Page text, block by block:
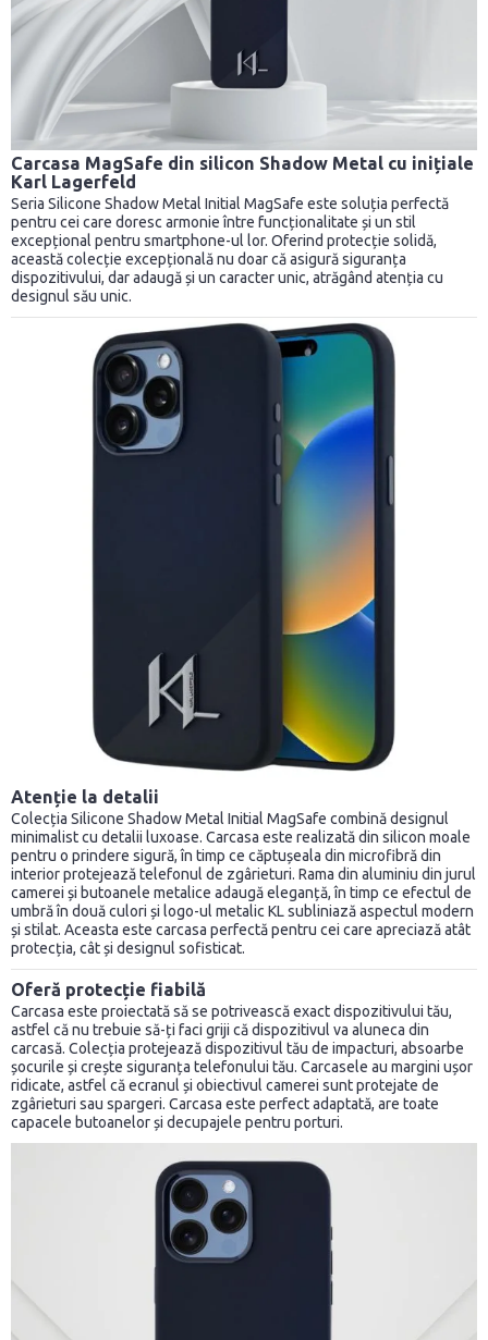
Carcasa MagSafe din silicon Shadow Metal cu inițiale
Karl Lagerfeld
Seria Silicone Shadow Metal Initial MagSafe este soluția perfectă
pentru cei care doresc armonie între funcționalitate și un stil
excepțional pentru smartphone-ul lor. Oferind protecție solidă,
această colecție excepțională nu doar că asigură siguranța
dispozitivului, dar adaugă și un caracter unic, atrăgând atenția cu
designul său unic.
Atenție la detalii
Colecția Silicone Shadow Metal Initial MagSafe combină designul
minimalist cu detalii luxoase. Carcasa este realizată din silicon moale
pentru o prindere sigură, în timp ce căptușeala din microfibră din
interior protejează telefonul de zgârieturi. Rama din aluminiu din jurul
camerei și butoanele metalice adaugă eleganță, în timp ce efectul de
umbră în două culori și logo-ul metalic KL subliniază aspectul modern
și stilat. Aceasta este carcasa perfectă pentru cei care apreciază atât
protecția, cât și designul sofisticat.
Oferă protecție fiabilă
Carcasa este proiectată să se potrivească exact dispozitivului tău,
astfel că nu trebuie să-ți faci griji că dispozitivul va aluneca din
carcasă. Colecția protejează dispozitivul tău de impacturi, absoarbe
șocurile și crește siguranța telefonului tău. Carcasele au margini ușor
ridicate, astfel că ecranul și obiectivul camerei sunt protejate de
zgârieturi sau spargeri. Carcasa este perfect adaptată, are toate
capacele butoanelor și decupajele pentru porturi.